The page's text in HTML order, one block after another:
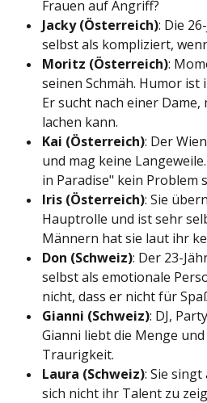
Frauen auf Angriff?
Jacky (Österreich): Die
selbst als kompliziert,
Moritz (Österreich):
seinen Schmäh. Humor ist
Er sucht nach einer
lachen kann.
Kai (Österreich): Der
und mag keine
in Paradise" kein Problem
Iris (Österreich): Sie
Hauptrolle und ist sehr
Männern hat sie laut ihr
Don (Schweiz): Der 23-
selbst als emotionale
nicht, dass er nicht für
Gianni (Schweiz): DJ,
Gianni liebt die Menge
Traurigkeit.
Laura (Schweiz): Sie
sich nicht ihr Talent zu